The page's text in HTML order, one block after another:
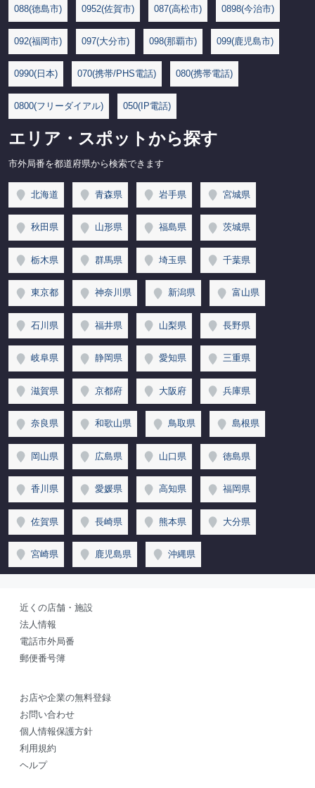
088(徳島市) 0952(佐賀市) 087(高松市) 0898(今治市)
092(福岡市) 097(大分市) 098(那覇市) 099(鹿児島市)
0990(日本) 070(携帯/PHS電話) 080(携帯電話)
0800(フリーダイアル) 050(IP電話)
エリア・スポットから探す
市外局番を都道府県から検索できます
北海道 青森県 岩手県 宮城県
秋田県 山形県 福島県 茨城県
栃木県 群馬県 埼玉県 千葉県
東京都 神奈川県 新潟県 富山県
石川県 福井県 山梨県 長野県
岐阜県 静岡県 愛知県 三重県
滋賀県 京都府 大阪府 兵庫県
奈良県 和歌山県 鳥取県 島根県
岡山県 広島県 山口県 徳島県
香川県 愛媛県 高知県 福岡県
佐賀県 長崎県 熊本県 大分県
宮崎県 鹿児島県 沖縄県
近くの店舗・施設
法人情報
電話市外局番
郵便番号簿
お店や企業の無料登録
お問い合わせ
個人情報保護方針
利用規約
ヘルプ